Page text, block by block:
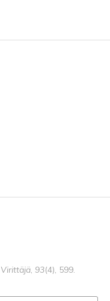
Virittäjä, 93(4), 599.